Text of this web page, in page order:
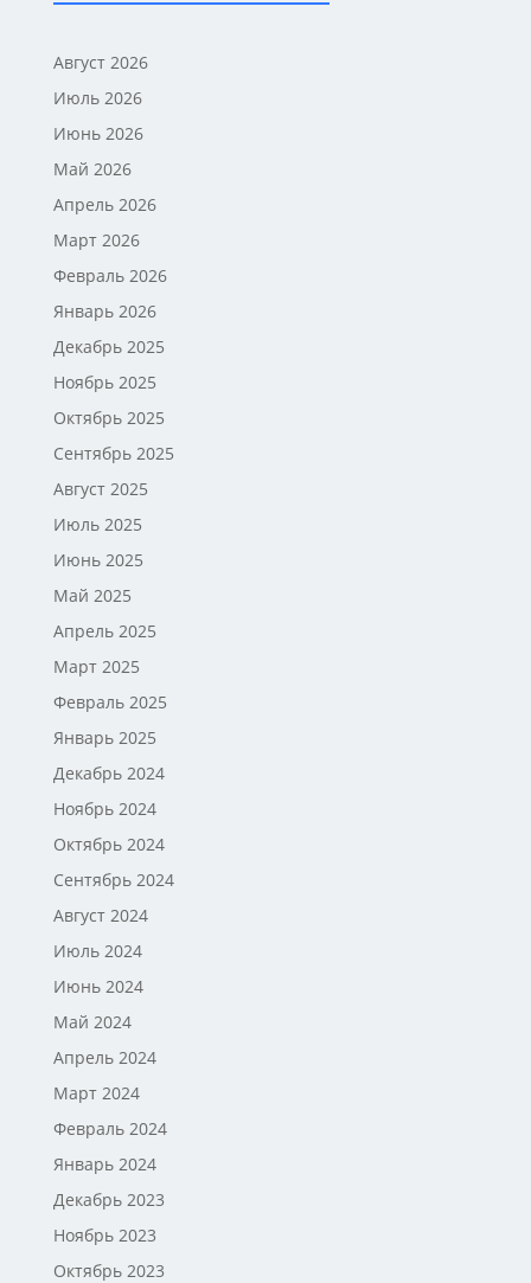
Август 2026
Июль 2026
Июнь 2026
Май 2026
Апрель 2026
Март 2026
Февраль 2026
Январь 2026
Декабрь 2025
Ноябрь 2025
Октябрь 2025
Сентябрь 2025
Август 2025
Июль 2025
Июнь 2025
Май 2025
Апрель 2025
Март 2025
Февраль 2025
Январь 2025
Декабрь 2024
Ноябрь 2024
Октябрь 2024
Сентябрь 2024
Август 2024
Июль 2024
Июнь 2024
Май 2024
Апрель 2024
Март 2024
Февраль 2024
Январь 2024
Декабрь 2023
Ноябрь 2023
Октябрь 2023